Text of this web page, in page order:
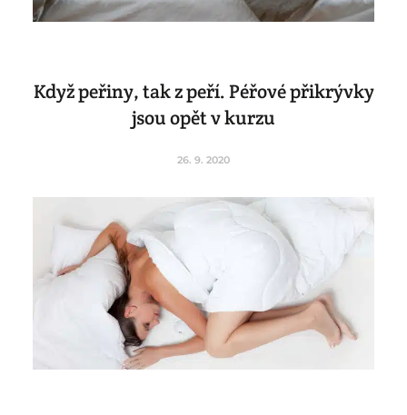
Když peřiny, tak z peří. Péřové přikrývky
jsou opět v kurzu
26. 9. 2020